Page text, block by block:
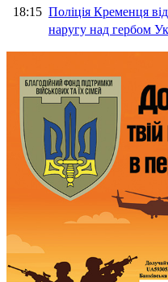
18:15 Поліція Кременця
наругу над гербом